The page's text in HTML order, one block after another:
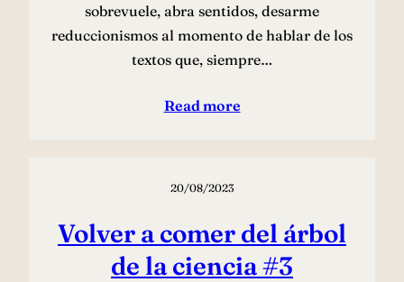
sobrevuele, abra sentidos, desarme
reduccionismos al momento de hablar de los
textos que, siempre…
Read more
20/08/2023
Volver a comer del árbol
de la ciencia #3